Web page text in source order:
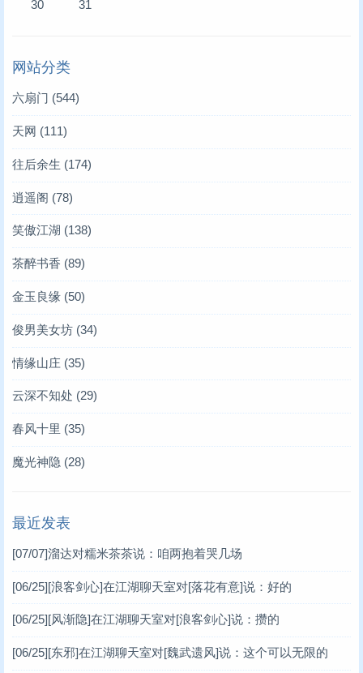
30
31
网站分类
六扇门 (544)
天网 (111)
往后余生 (174)
逍遥阁 (78)
笑傲江湖 (138)
茶醉书香 (89)
金玉良缘 (50)
俊男美女坊 (34)
情缘山庄 (35)
云深不知处 (29)
春风十里 (35)
魔光神隐 (28)
最近发表
[07/07]溜达对糯米茶茶说：咱两抱着哭几场
[06/25][浪客剑心]在江湖聊天室对[落花有意]说：好的
[06/25][风渐隐]在江湖聊天室对[浪客剑心]说：攒的
[06/25][东邪]在江湖聊天室对[魏武遗风]说：这个可以无限的